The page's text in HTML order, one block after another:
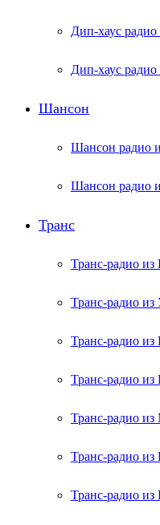
Дип-хаус радио
Дип-хаус
Шансон
Шансон радио
Шансон радио
Транс
Транс-радио из
Транс-радио
Транс-радио из
Транс-радио из
Транс-радио
Транс-радио из
Транс-радио